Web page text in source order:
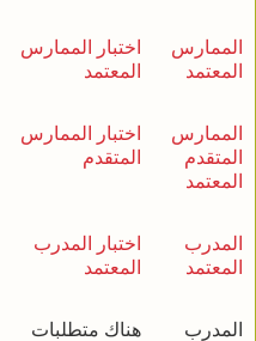
الممارس
المعتمد
اختبار الممارس
المعتمد
الممارس
المتقدم
المعتمد
اختبار الممارس
المتقدم
المدرب
المعتمد
اختبار المدرب
المعتمد
المدرب
هناك متطلبات